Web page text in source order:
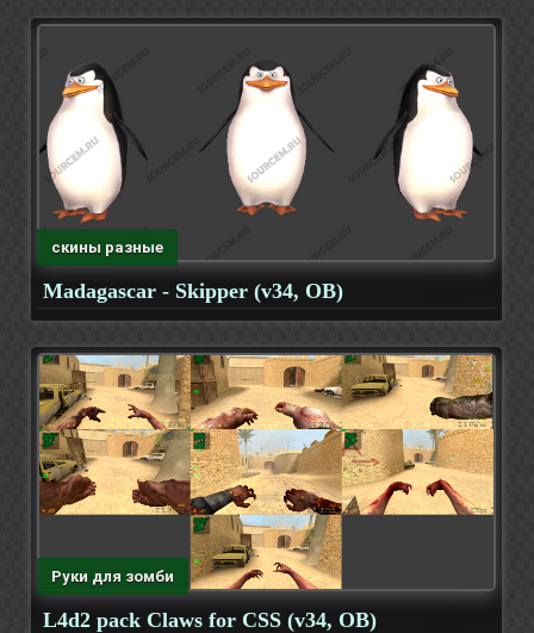
скины разные
Madagascar - Skipper (v34, OB)
Руки для зомби
L4d2 pack Claws for CSS (v34, OB)